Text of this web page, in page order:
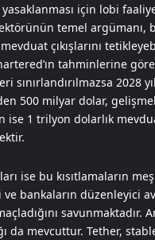
yasaklanması için lobi
temel
çıkışlarını
tahminlerine
sınırlandırılmazsa 2028
500 milyar dolar,
ise 1 trilyon dolarlık
ise bu kısıtlamaların
bankaların düzenleyici
savunmaktadır.
da mevcuttur. Tether,